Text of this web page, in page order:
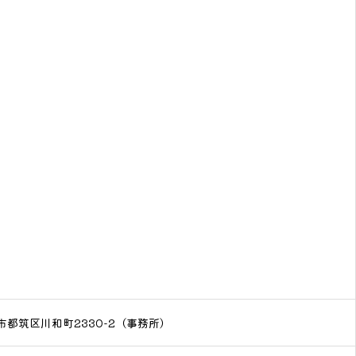
都筑区川和町2330-2（事務所）